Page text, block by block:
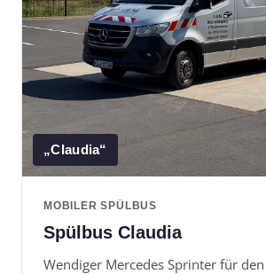
„Claudia“
MOBILER SPÜLBUS
Spülbus Claudia
Wendiger Mercedes Sprinter für